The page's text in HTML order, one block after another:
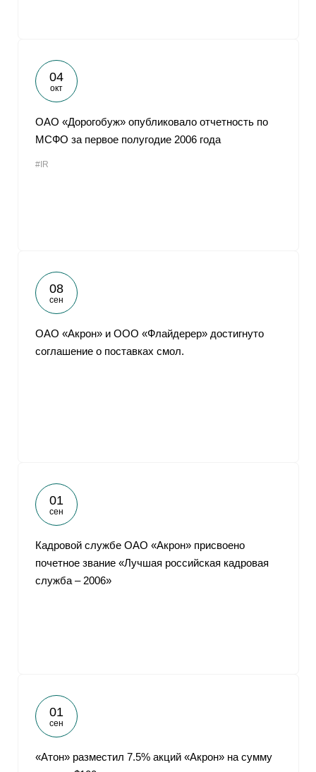
04
окт
ОАО «Дорогобуж» опубликовало отчетность по
МСФО за первое полугодие 2006 года
#IR
08
сен
ОАО «Акрон» и ООО «Флайдерер» достигнуто
соглашение о поставках смол.
01
сен
Кадровой службе ОАО «Акрон» присвоено
почетное звание «Лучшая российская кадровая
служба – 2006»
01
сен
«Атон» разместил 7.5% акций «Акрон» на сумму